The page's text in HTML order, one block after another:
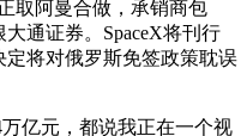
取阿曼合做，承销商包
通证券。SpaceX将刊行
将对俄罗斯免签政策耽误
亿元，都说我正在一个视